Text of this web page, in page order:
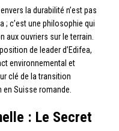
la durabilité n’est pas
; c’est une philosophie qui
aux ouvriers sur le terrain.
de leader d’Edifea,
environnemental et
clé de la transition
Suisse romande.
: Le Secret